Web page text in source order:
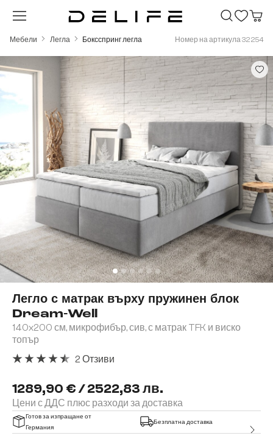
Преминете към основното съдържание
Мебели Легла Боксспринг легла Номер на артикула 32254
Легло с матрак върху пружинен блок
Dream-Well
140x200 см, микрофибър, сив, с матрак TFK и виско
топър
1289,90 € / 2522,83 лв.
Цени с ДДС плюс разходи за доставка
2 Отзиви
Готов за изпращане от
Германия
Безплатна доставка
Пропуснете галерия с изображения